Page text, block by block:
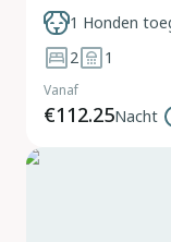
1 Honden
2
1
Vanaf
€112.25Nacht